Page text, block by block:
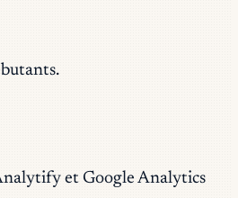
et Google Analytics